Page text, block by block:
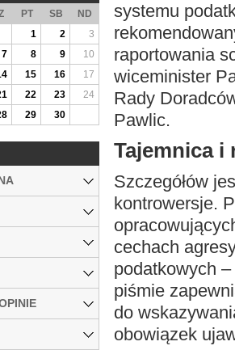
systemu
raportowania
wiceminister
Rady
Pawlic.
Tajemnica i
Szczegółów
kontrowersje.
cechach
podatkowych
piśmie
do
obowiązek
PT SB
ND
1
2
3
7 8 9
10
15 16
17
22 23
24
29 30